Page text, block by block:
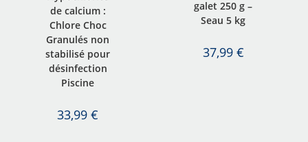
de calcium :
Chlore Choc
Granulés non
stabilisé pour
désinfection
Piscine
33,99€
galet 250 g –
Seau 5 kg
37,99 €